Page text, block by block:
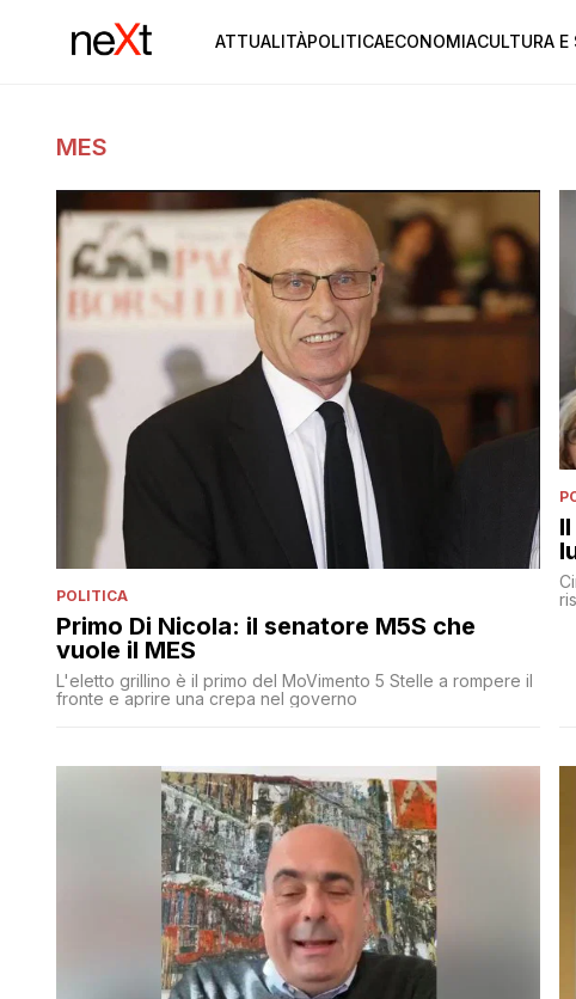
ATTUALITÀPOLITICAECONOMIACULTURA E
MES
POLITICA
Primo Di Nicola: il senatore M5S che
vuole il MES
L'eletto grillino è il primo del MoVimento 5 Stelle a rompere il
fronte e aprire una crepa nel governo